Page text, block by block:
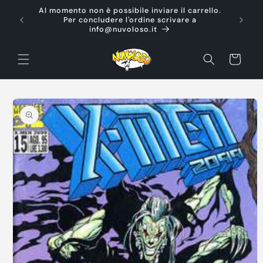
direttamente
ai contenuti
Al momento non è possibile inviare il carrello.
Per concludere l'ordine scrivare a
info@nuvoloso.it
Carrello
Passa alle
informazioni
sul prodotto